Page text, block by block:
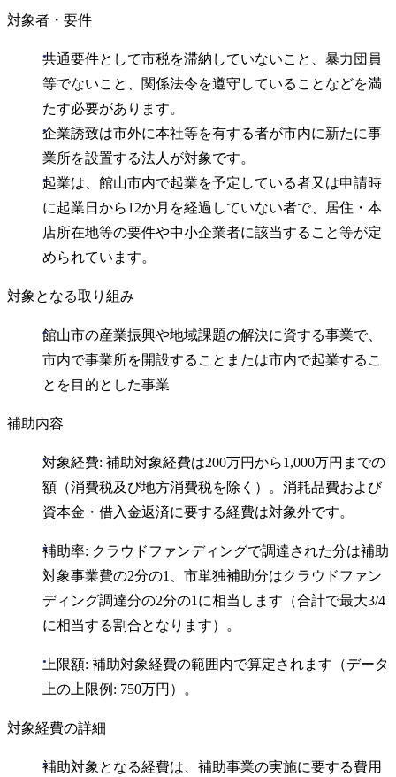
対象者・要件
共通要件として市税を滞納していないこと、暴力団員
等でないこと、関係法令を遵守していることなどを満
たす必要があります。
企業誘致は市外に本社等を有する者が市内に新たに事
業所を設置する法人が対象です。
起業は、館山市内で起業を予定している者又は申請時
に起業日から12か月を経過していない者で、居住・本
店所在地等の要件や中小企業者に該当すること等が定
められています。
対象となる取り組み
館山市の産業振興や地域課題の解決に資する事業で、
市内で事業所を開設することまたは市内で起業するこ
とを目的とした事業
補助内容
対象経費: 補助対象経費は200万円から1,000万円までの
額（消費税及び地方消費税を除く）。消耗品費および
資本金・借入金返済に要する経費は対象外です。
補助率: クラウドファンディングで調達された分は補助
対象事業費の2分の1、市単独補助分はクラウドファン
ディング調達分の2分の1に相当します（合計で最大3/4
に相当する割合となります）。
上限額: 補助対象経費の範囲内で算定されます（データ
上の上限例: 750万円）。
対象経費の詳細
補助対象となる経費は、補助事業の実施に要する費用